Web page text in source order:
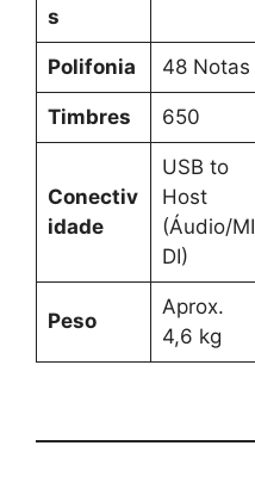
s
Polifonia 48 Notas
Timbres 650
Conectiv
idade
USB to
Host
(Áudio/MI
DI)
Peso
Aprox.
4,6 kg